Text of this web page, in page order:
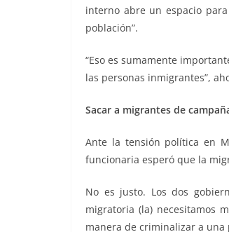
interno abre un espacio
población”.
“Eso es sumamente
las personas inmigrantes”,
Sacar a migrantes de
Ante la tensión política en
funcionaria esperó que la
No es justo. Los dos
migratoria (la) necesitamos
manera de criminalizar a una